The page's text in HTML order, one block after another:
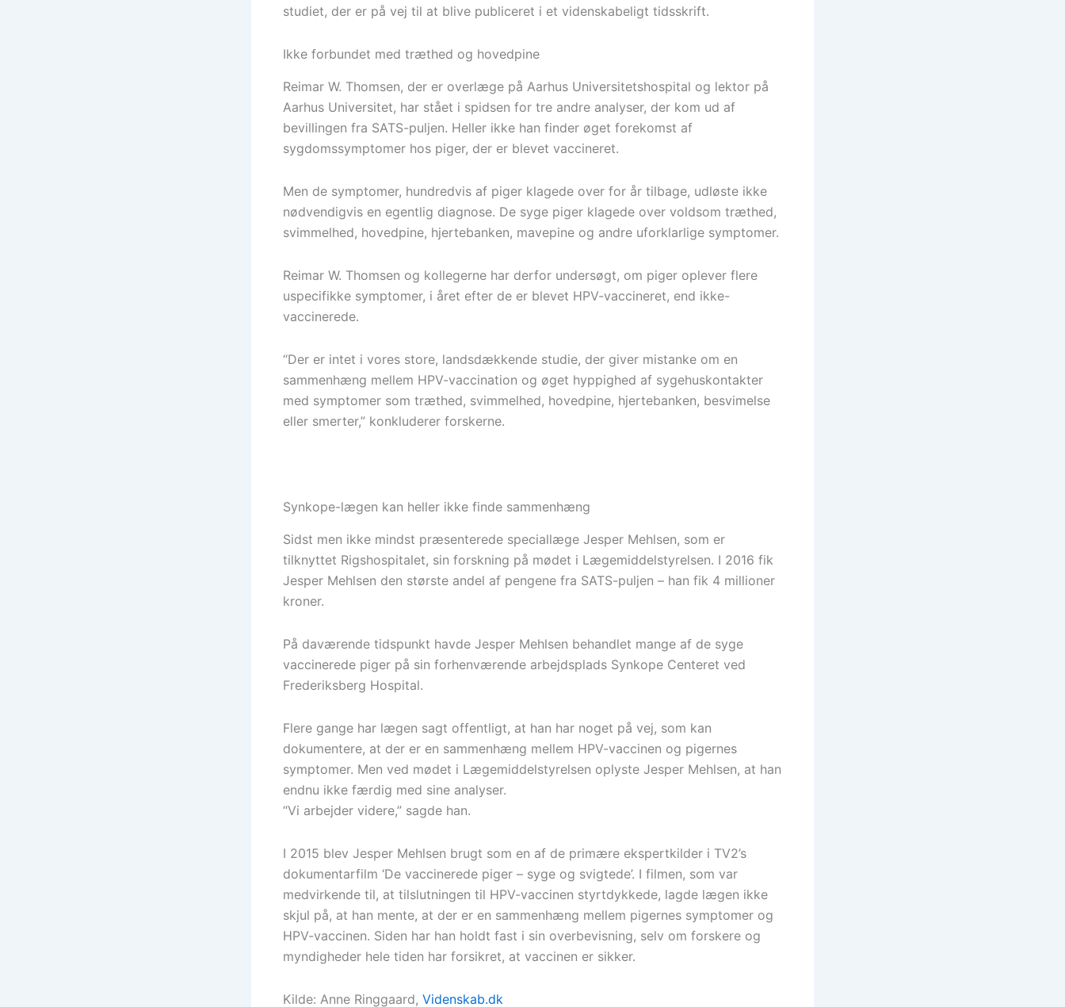
studiet, der er på vej til at blive publiceret i et videnskabeligt tidsskrift.
Ikke forbundet med træthed og hovedpine
Reimar W. Thomsen, der er overlæge på Aarhus Universitetshospital og lektor på
Aarhus Universitet, har stået i spidsen for tre andre analyser, der kom ud af
bevillingen fra SATS-puljen. Heller ikke han finder øget forekomst af
sygdomssymptomer hos piger, der er blevet vaccineret.
Men de symptomer, hundredvis af piger klagede over for år tilbage, udløste ikke
nødvendigvis en egentlig diagnose. De syge piger klagede over voldsom træthed,
svimmelhed, hovedpine, hjertebanken, mavepine og andre uforklarlige symptomer.
Reimar W. Thomsen og kollegerne har derfor undersøgt, om piger oplever flere
uspecifikke symptomer, i året efter de er blevet HPV-vaccineret, end ikke-
vaccinerede.
“Der er intet i vores store, landsdækkende studie, der giver mistanke om en
sammenhæng mellem HPV-vaccination og øget hyppighed af sygehuskontakter
med symptomer som træthed, svimmelhed, hovedpine, hjertebanken, besvimelse
eller smerter,” konkluderer forskerne.
Synkope-lægen kan heller ikke finde sammenhæng
Sidst men ikke mindst præsenterede speciallæge Jesper Mehlsen, som er
tilknyttet Rigshospitalet, sin forskning på mødet i Lægemiddelstyrelsen. I 2016 fik
Jesper Mehlsen den største andel af pengene fra SATS-puljen – han fik 4 millioner
kroner.
På daværende tidspunkt havde Jesper Mehlsen behandlet mange af de syge
vaccinerede piger på sin forhenværende arbejdsplads Synkope Centeret ved
Frederiksberg Hospital.
Flere gange har lægen sagt offentligt, at han har noget på vej, som kan
dokumentere, at der er en sammenhæng mellem HPV-vaccinen og pigernes
symptomer. Men ved mødet i Lægemiddelstyrelsen oplyste Jesper Mehlsen, at han
endnu ikke færdig med sine analyser.
“Vi arbejder videre,” sagde han.
I 2015 blev Jesper Mehlsen brugt som en af de primære ekspertkilder i TV2’s
dokumentarfilm ‘De vaccinerede piger – syge og svigtede’. I filmen, som var
medvirkende til, at tilslutningen til HPV-vaccinen styrtdykkede, lagde lægen ikke
skjul på, at han mente, at der er en sammenhæng mellem pigernes symptomer og
HPV-vaccinen. Siden har han holdt fast i sin overbevisning, selv om forskere og
myndigheder hele tiden har forsikret, at vaccinen er sikker.
Kilde: Anne Ringgaard, Videnskab.dk